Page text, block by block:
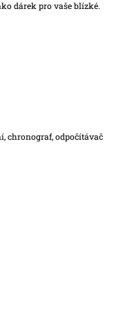
dárek pro vaše blízké.
chronograf, odpočítávač